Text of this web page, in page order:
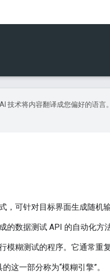
技术将内容翻译成您偏好的语言
，可针对目标界面生成随机
的数据测试 API 的自动化方法
模糊测试的程序。它通常重
这一部分称为“模糊引擎”。